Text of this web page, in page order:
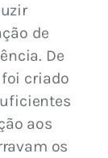
de
De
criado
aos
os